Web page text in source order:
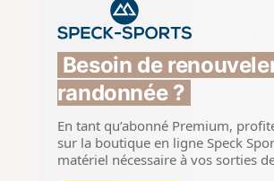
Besoin de
randonnée ?
En tant qu’abonné Premium,
sur la boutique en ligne Speck
matériel nécessaire à vos sorties